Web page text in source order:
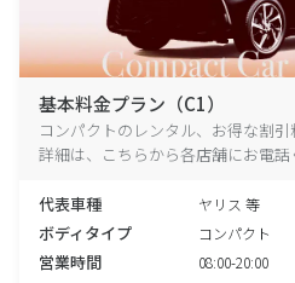
基本料金プラン（C1）
コンパクトのレンタル、お得な割
詳細は、こちらから各店舗にお電話
代表車種 ヤリス 等
ボディタイプ コンパクト
営業時間 08:00-20:00